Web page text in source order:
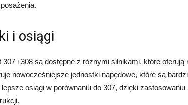
i osiągi
307 i 308 są dostępne z różnymi silnikami, które
nowocześniejsze jednostki napędowe, które są
lepsze osiągi w porównaniu do 307, dzięki